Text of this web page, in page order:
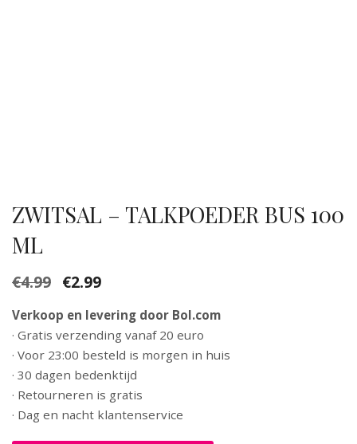
ZWITSAL – TALKPOEDER BUS 100
ML
€4.99 €2.99
Verkoop en levering door Bol.com
· Gratis verzending vanaf 20 euro
· Voor 23:00 besteld is morgen in huis
· 30 dagen bedenktijd
· Retourneren is gratis
· Dag en nacht klantenservice